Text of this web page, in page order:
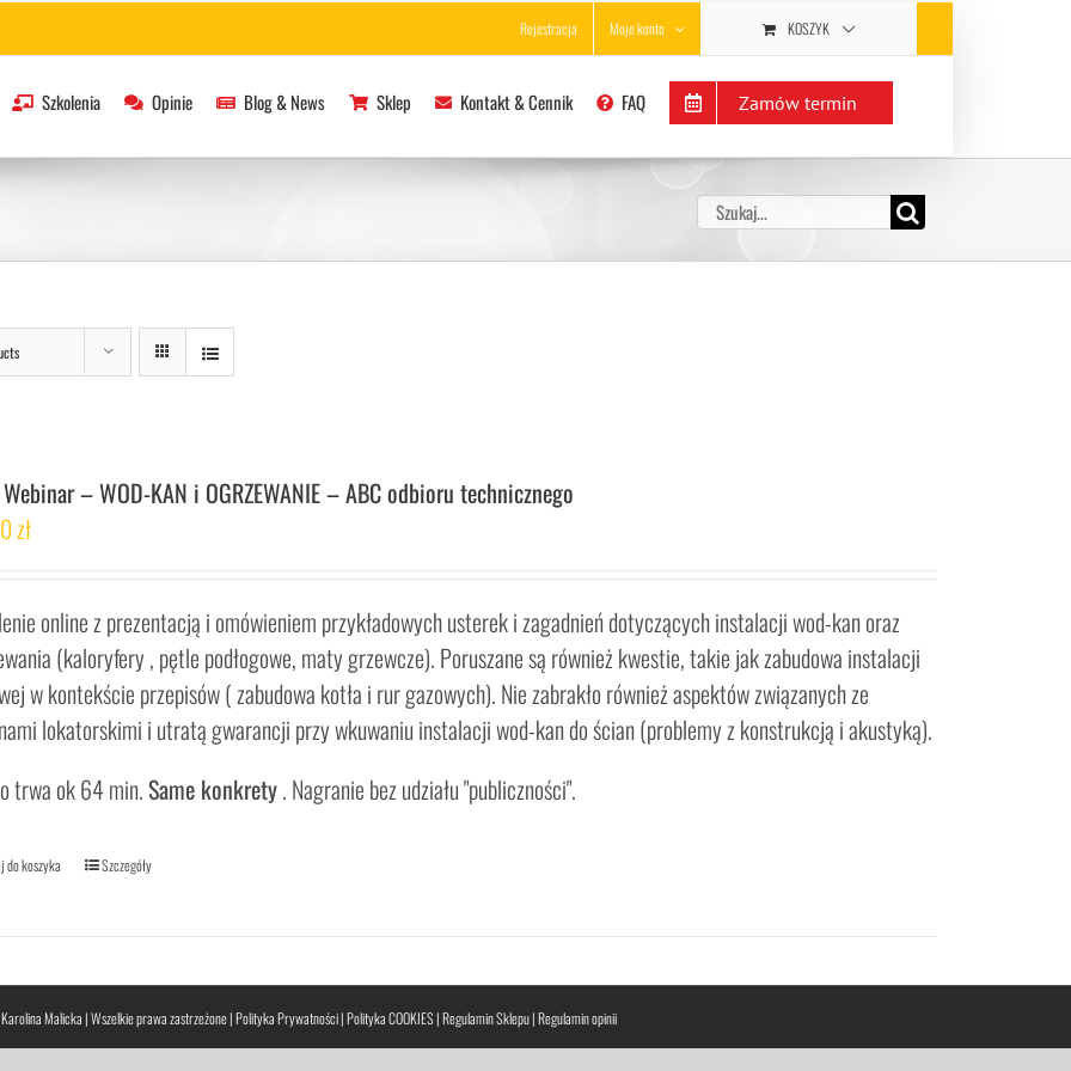
Rejestracja Moje konto KOSZYK
Szkolenia Opinie Blog & News Sklep Kontakt & Cennik FAQ Zamów termin
Szukaj
– WOD-KAN i OGRZEWANIE – ABC odbioru technicznego
zł
online z prezentacją i omówieniem przykładowych usterek i zagadnień dotyczących instalacji wod-kan oraz
(kaloryfery , pętle podłogowe, maty grzewcze). Poruszane są również kwestie, takie jak zabudowa instalacji
w kontekście przepisów ( zabudowa kotła i rur gazowych). Nie zabrakło również aspektów związanych ze
lokatorskimi i utratą gwarancji przy wkuwaniu instalacji wod-kan do ścian (problemy z konstrukcją i akustyką).
trwa ok 64 min.Same konkrety. Nagranie bez udziału "publiczności".
do koszyka Szczegóły
Malicka | Wszelkie prawa zastrzeżone |Polityka Prywatności|Polityka COOKIES |Regulamin Sklepu|Regulamin opinii